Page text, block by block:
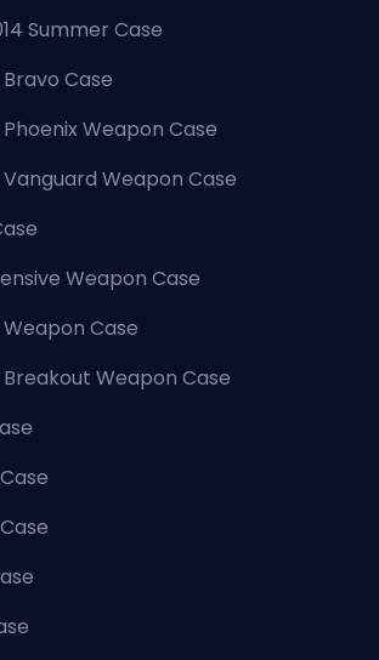
Summer Case
Case
Weapon Case
Weapon Case
Weapon Case
Case
Weapon Case